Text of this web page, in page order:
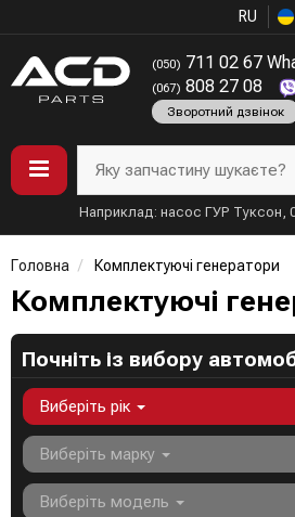
RU
(050) 711 02 67
(067) 808 27 08
Зворотний дзвінок
Яку запчастину шукаєте?
Наприклад: насос ГУР Туксон,
Головна Комплектуючі генератори
Комплектуючі
Почніть із вибору
Виберіть рік
Виберіть марку
Виберіть модель